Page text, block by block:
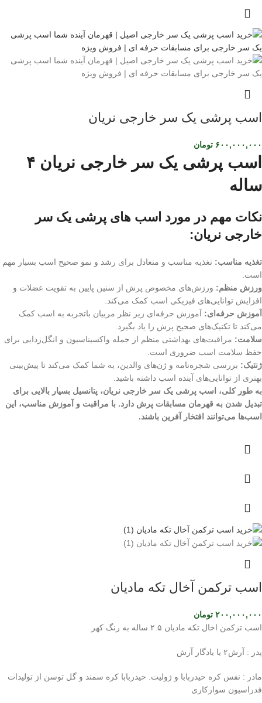
اسب پرشی یک سر خارجی نریان
۶۰۰,۰۰۰,۰۰۰ تومان
اسب پرشی یک سر خارجی نریان ۴
ساله
نکات مهم در مورد اسب های پرشی یک سر
خارجی نریان:
تغذیه مناسب: تغذیه مناسب و متعادل برای رشد و نمو صحیح اسب بسیار مهم
است.
ورزش منظم: ورزش‌های مخصوص پرش از سنین پایین به تقویت عضلات و
افزایش توانایی‌های فیزیکی اسب کمک می‌کند.
آموزش حرفه‌ای: آموزش حرفه‌ای زیر نظر مربیان باتجربه به اسب کمک
می‌کند تا تکنیک‌های صحیح پرش را یاد بگیرد.
سلامت: مراقبت‌های بهداشتی منظم از جمله واکسیناسیون و انگل‌زدایی برای
حفظ سلامت اسب ضروری است.
ژنتیک: بررسی شجره‌نامه و ژن‌های والدین، به شما کمک می‌کند تا پیش‌بینی
بهتری از توانایی‌های آینده اسب داشته باشید.
به طور کلی، اسب پرشی یک سر خارجی نریان، پتانسیل بسیار بالایی برای
تبدیل شدن به قهرمان مسابقات پرش دارد. با مراقبت و آموزش مناسب، این
اسب‌ها می‌توانند افتخار آفرین باشند.
اسب ترکمن آخال تکه مادیان
۲۰۰,۰۰۰,۰۰۰ تومان
اسب ترکمن اخال تکه مادیان ۲.۵ ساله به رنگ کهر
پدر : آرش۲ یا یادگار آرش
مادر : نفس کره حیدربابا و ژولیت. حیدربابا کره سمند و گل توسن از تولیدات
فدراسیون سوارکاری